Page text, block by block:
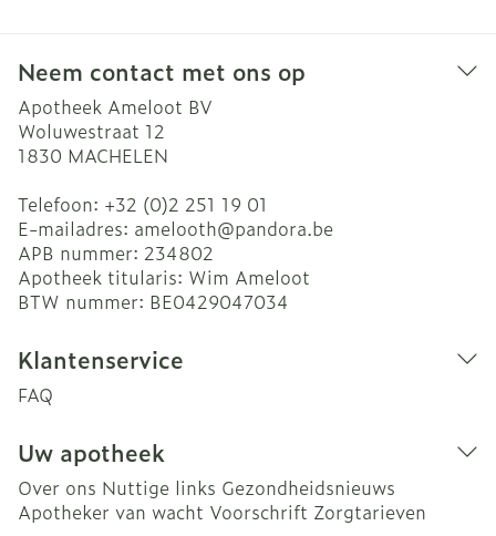
Neem contact met ons op
Apotheek Ameloot BV
Woluwestraat 12
1830 MACHELEN
Telefoon: +32 (0)2 251 19 01
E-mailadres: amelooth@pandora.be
APB nummer: 234802
Apotheek titularis: Wim Ameloot
BTW nummer: BE0429047034
Klantenservice
FAQ
Uw apotheek
Over ons Nuttige links Gezondheidsnieuws
Apotheker van wacht Voorschrift Zorgtarieven